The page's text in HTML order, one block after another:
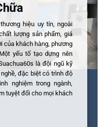
hiệu uy tín, ngoài
lượng sản phẩm, giá
của khách hàng, phương
yếu tố tạo dựng nên
là đội ngũ kỹ
đặc biệt có trình độ
nghiệm trong ngành,
tuyệt đối cho mọi khách